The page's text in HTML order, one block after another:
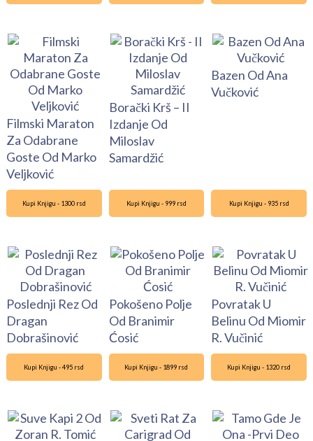
Filmski Maraton
Za Odabrane
Goste Od Marko
Veljković
Borački Krš – II
Izdanje Od
Miloslav
Samardžić
Bazen Od Ana
Vučković
Kupi Knjigu - 1300 rsd
Poslednji Rez Od
Dragan
Dobrašinović
Kupi Knjigu - 999 rsd
Pokošeno Polje
Od Branimir
Ćosić
Kupi Knjigu - 935 rsd
Povratak U
Belinu Od Miomir
R. Vučinić
Kupi Knjigu - 495 rsd Kupi Knjigu - 1899 rsd Kupi Knjigu - 1320 rsd